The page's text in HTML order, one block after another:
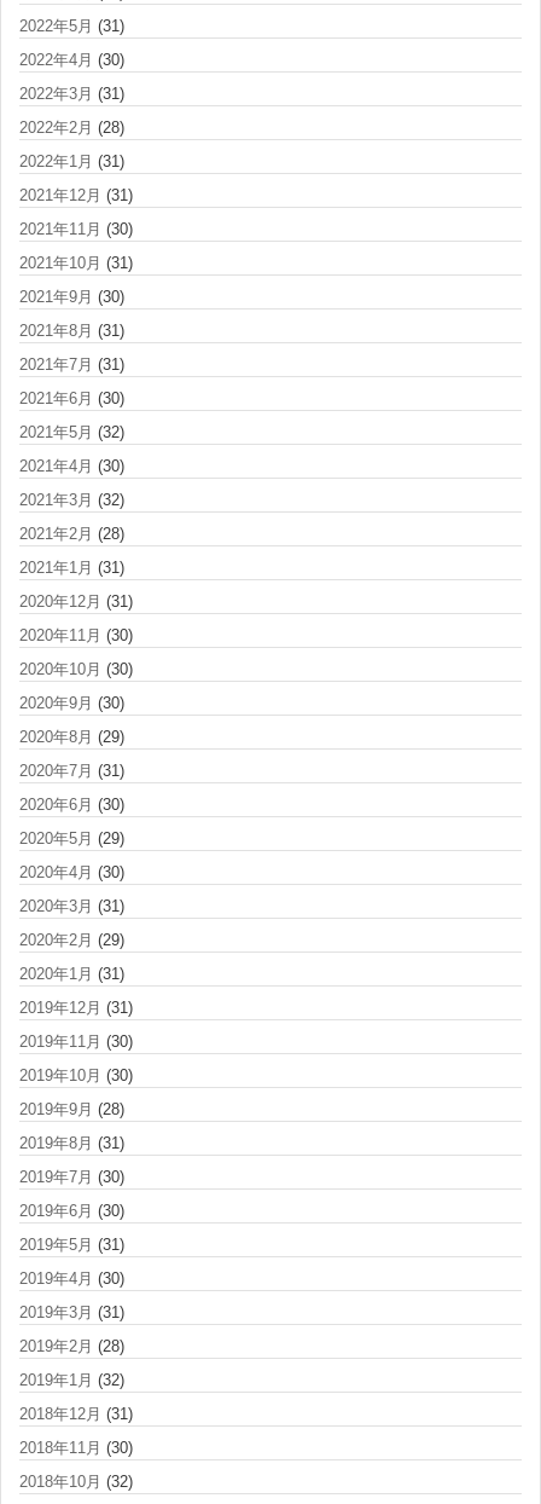
2022年5月 (31)
2022年4月 (30)
2022年3月 (31)
2022年2月 (28)
2022年1月 (31)
2021年12月 (31)
2021年11月 (30)
2021年10月 (31)
2021年9月 (30)
2021年8月 (31)
2021年7月 (31)
2021年6月 (30)
2021年5月 (32)
2021年4月 (30)
2021年3月 (32)
2021年2月 (28)
2021年1月 (31)
2020年12月 (31)
2020年11月 (30)
2020年10月 (30)
2020年9月 (30)
2020年8月 (29)
2020年7月 (31)
2020年6月 (30)
2020年5月 (29)
2020年4月 (30)
2020年3月 (31)
2020年2月 (29)
2020年1月 (31)
2019年12月 (31)
2019年11月 (30)
2019年10月 (30)
2019年9月 (28)
2019年8月 (31)
2019年7月 (30)
2019年6月 (30)
2019年5月 (31)
2019年4月 (30)
2019年3月 (31)
2019年2月 (28)
2019年1月 (32)
2018年12月 (31)
2018年11月 (30)
2018年10月 (32)